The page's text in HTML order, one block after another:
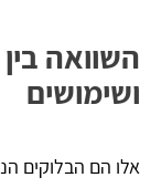
השוואה
ושימושים
אלו הם הבלוקים